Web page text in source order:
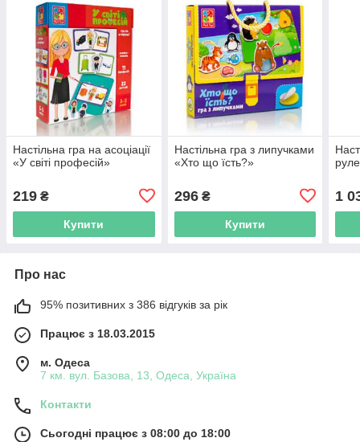
Настільна гра на асоціації
«У світі професій»
219 ₴
Купити
Настільна гра з липучками
«Хто що їсть?»
296₴
Купити
1
Про нас
95% позитивних з 386 відгуків за рік
Працює з 18.03.2015
м. Одеса
7 км. вул. Базова, 13, Одеса, Україна
Контакти
Сьогодні працює з 08:00 до 18:00